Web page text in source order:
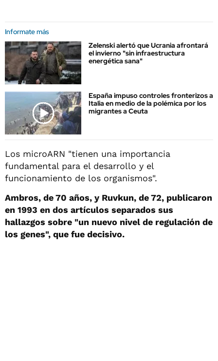
Informate más
Zelenski alertó que Ucrania afrontará
el invierno "sin infraestructura
energética sana"
España impuso controles fronterizos a
Italia en medio de la polémica por los
migrantes a Ceuta
Los microARN "tienen una importancia
fundamental para el desarrollo y el
funcionamiento de los organismos".
Ambros, de 70 años, y Ruvkun, de 72, publicaron
en 1993 en dos artículos separados sus
hallazgos sobre "un nuevo nivel de regulación de
los genes", que fue decisivo.